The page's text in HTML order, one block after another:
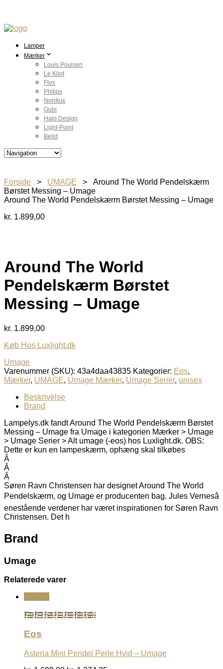
Lamper
Mærker
Louis Poulsen
Le Klint
Flos
Philips
Nordlux
Gubi
Halo Design
Light-Point
Belid
Forside > UMAGE > Around The World Pendelskærm
Børstet Messing – Umage
Around The World Pendelskærm Børstet Messing – Umage
kr. 1.899,00
Around The World
Pendelskærm Børstet
Messing – Umage
kr. 1.899,00
Køb Hos Luxlight.dk
Umage
Varenummer (SKU): 43a4daa43835 Kategorier: Eos,
Mærker, UMAGE, Umage Mærker, Umage Serier, unisex
Beskrivelse
Brand
Lampelys.dk fandt Around The World Pendelskærm Børstet
Messing – Umage fra Umage i kategorien Mærker > Umage
> Umage Serier > Alt umage (-eos) hos Luxlight.dk. OBS:
Dette er kun en lampeskærm, ophæng skal tilkøbes
Â
Â
Â
Søren Ravn Christensen har designet Around The World
Pendelskærm, og Umage er producenten bag. Jules Vernesâ
enestående verdener har været inspirationen for Søren Ravn
Christensen. Det h
Brand
Umage
Relaterede varer
Køb Hos Luxlight.dk
Eos
Asteria Mini Pendel Perle Hvid – Umage